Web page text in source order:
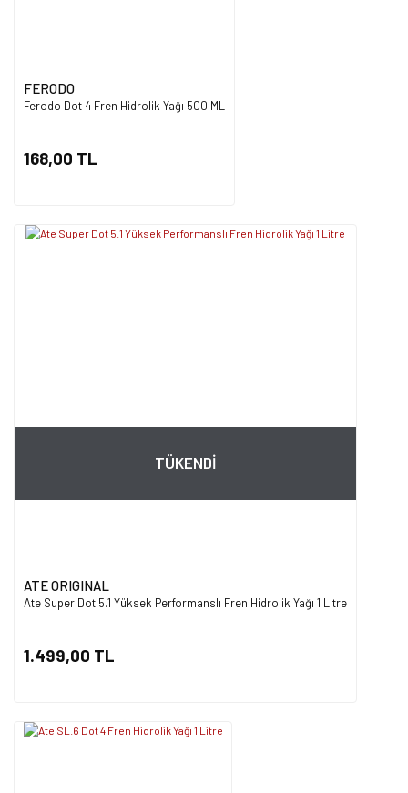
FERODO
Ferodo Dot 4 Fren Hidrolik Yağı 500 ML
168,00 TL
TÜKENDİ
ATE ORIGINAL
Ate Super Dot 5.1 Yüksek Performanslı Fren Hidrolik Yağı 1 Litre
1.499,00 TL